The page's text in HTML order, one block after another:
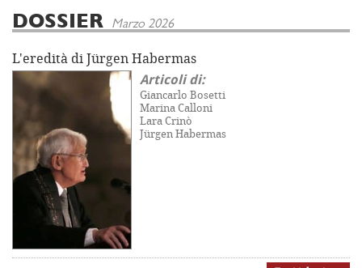
DOSSIER Marzo 2026
L'eredità di Jürgen Habermas
Articoli di:
Giancarlo Bosetti
Marina Calloni
Lara Crinò
Jürgen Habermas